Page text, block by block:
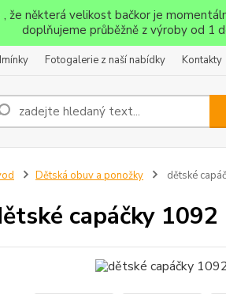
že některá velikost bačkor je
doplňujeme průběžně z výroby od 1
Fotogalerie z naší nabídky Kontakty
Dětská obuv a ponožky dětské
capáčky 1092